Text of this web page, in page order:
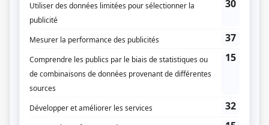
Durée et heure de diffusion
12 épisodes au total
Saison 1: Diffusée chaque samedi à 21h00(60 minutes)
Saison 2: Diffusée chaque vendredi à 21h00(60 minutes)
Distribution